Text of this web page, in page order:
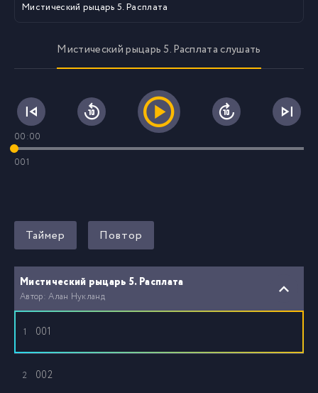
Мистический рыцарь 5. Расплата
Мистический рыцарь 5. Расплата слушать
00:00
001
Таймер Повтор
Мистический рыцарь 5. Расплата
Автор: Алан Нукланд
1 001
2 002